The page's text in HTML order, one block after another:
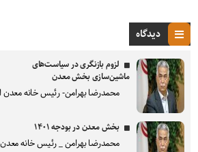
دیدگاه
لزوم بازنگری در سیاست‌های
ماشین‌سازی بخش معدن
محمدرضا بهرامن- رئیس خانه معدن
بخش معدن در بودجه ۱۴۰۱
محمدرضا بهرامن _ رئیس خانه معدن